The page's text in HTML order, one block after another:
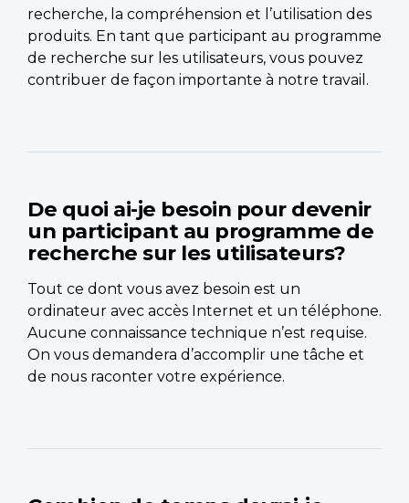
recherche, la compréhension et l’utilisation des
produits. En tant que participant au programme
de recherche sur les utilisateurs, vous pouvez
contribuer de façon importante à notre travail.
De quoi ai-je besoin pour devenir
un participant au programme de
recherche sur les utilisateurs?
Tout ce dont vous avez besoin est un
ordinateur avec accès Internet et un téléphone.
Aucune connaissance technique n’est requise.
On vous demandera d’accomplir une tâche et
de nous raconter votre expérience.